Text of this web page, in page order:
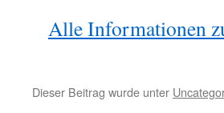
Alle Informationen
Dieser Beitrag wurde unter